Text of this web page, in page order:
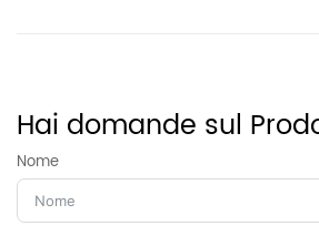
Hai domande sul
Nome